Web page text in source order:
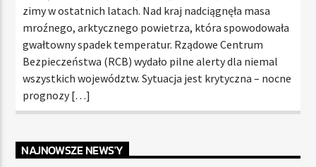
zimy w ostatnich latach. Nad kraj nadciągnęła masa
mroźnego, arktycznego powietrza, która spowodowała
gwałtowny spadek temperatur. Rządowe Centrum
Bezpieczeństwa (RCB) wydało pilne alerty dla niemal
wszystkich województw. Sytuacja jest krytyczna – nocne
prognozy […]
NAJNOWSZE NEWS'Y